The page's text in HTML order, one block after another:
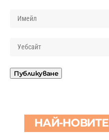
НАЙ-НОВИТЕ